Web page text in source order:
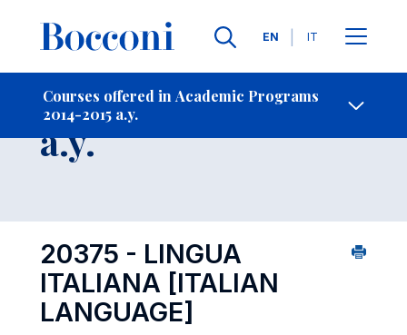
Languages
EN IT
Courses offered in Academic Programs
2014-2015 a.y.
- Contact Us
Course 2014-2015
a.y.
20375 - LINGUA
ITALIANA [ITALIAN
LANGUAGE]